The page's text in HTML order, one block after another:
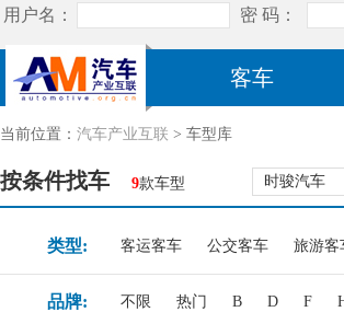
客车
当前位置： 汽车产业互联 > 车型库
按条件找车 9款车型 时骏汽车
类型: 客运客车 公交客车 旅游客
品牌: 不限 热门 B D F